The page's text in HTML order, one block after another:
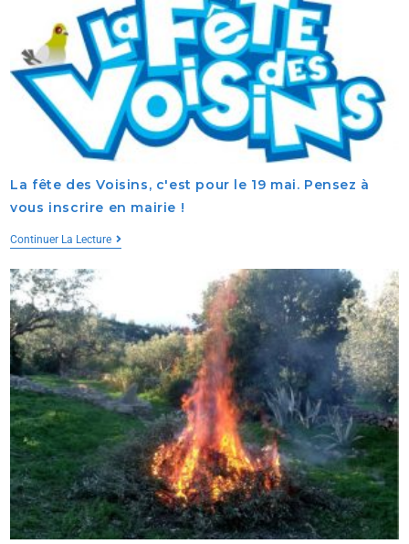
La fête des Voisins, c'est pour le 19 mai. Pensez à
vous inscrire en mairie !
Continuer La Lecture